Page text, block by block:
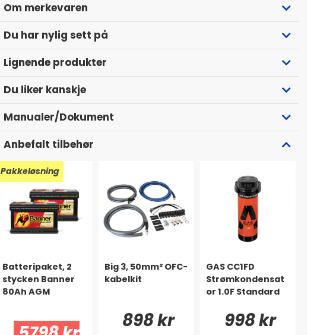
Om merkevaren
Du har nylig sett på
Lignende produkter
Du liker kanskje
Manualer/Dokument
Anbefalt tilbehør
Pakkeløsning
Batteripaket, 2
stycken Banner
80Ah AGM
Big 3, 50mm² OFC-
kabelkit
898 kr
GAS CC1FD
Strømkondensat
or 1.0F Standard
998 kr